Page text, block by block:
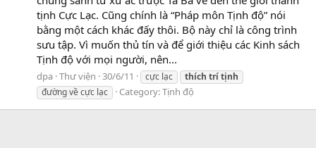
tịnh Cực Lạc. Cũng chính là “Pháp môn Tịnh độ” nói
bằng một cách khác đấy thôi. Bộ này chỉ là công trình
sưu tập. Vì muốn thủ tín và để giới thiệu các Kinh sách
Tịnh độ với mọi người, nên...
dpa Thư viện 30/6/11 cực lạc thích trítịnh
đường về cực lạc
Category:Tịnh độ